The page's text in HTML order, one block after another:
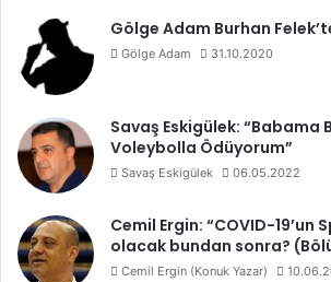
Gölge Adam Burhan
Gölge Adam 31.10.2020
Savaş Eskigülek: “Babama
Voleybolla Ödüyorum”
Savaş Eskigülek 06.05.2022
Cemil Ergin: “COVID-19’un
olacak bundan sonra?
Cemil Ergin (Konuk Yazar)